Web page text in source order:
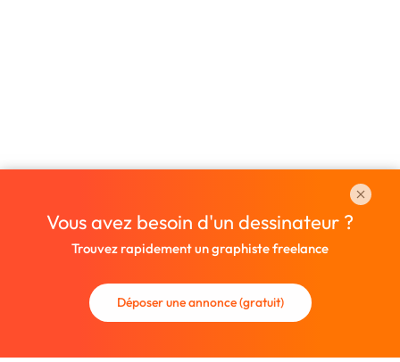
Vous avez besoin d'un dessinateur ?
Trouvez rapidement un graphiste freelance
Déposer une annonce (gratuit)